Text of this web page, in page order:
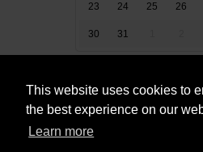
This website uses cookies to
the best experience on our
Learn more
23 24 25 26
30 31
We are in no way affiliated or
have created the games. All